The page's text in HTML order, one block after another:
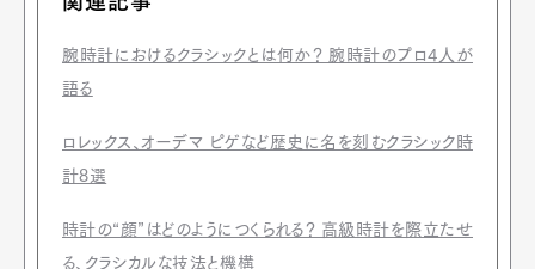
腕時計におけるクラシックとは何か？ 腕時計のプロ4人が
語る
ロレックス、オーデマ ピゲなど歴史に名を刻むクラシック時
計8選
時計の“顔”はどのようにつくられる？ 高級時計を際立たせ
る、クラシカルな技法と機構